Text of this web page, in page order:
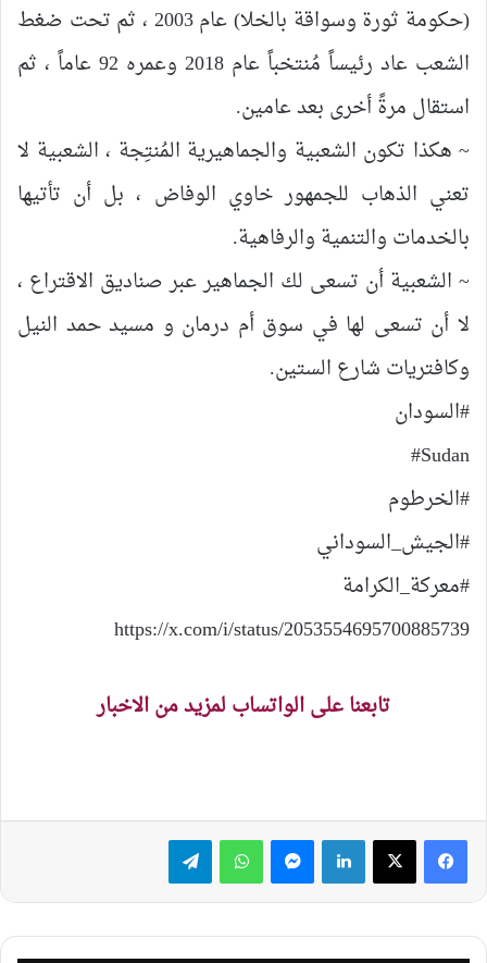
(حكومة ثورة وسواقة بالخلا) عام 2003 ، ثم تحت ضغط
الشعب عاد رئيساً مُنتخباً عام 2018 وعمره 92 عاماً ، ثم
استقال مرةً أخرى بعد عامين.
~ هكذا تكون الشعبية والجماهيرية المُنتِجة ، الشعبية لا
تعني الذهاب للجمهور خاوي الوفاض ، بل أن تأتيها
بالخدمات والتنمية والرفاهية.
~ الشعبية أن تسعى لك الجماهير عبر صناديق الاقتراع ،
لا أن تسعى لها في سوق أم درمان و مسيد حمد النيل
وكافتريات شارع الستين.
‎#Sudan
https://x.com/i/status/2053554695700885739
تابعنا على الواتساب لمزيد من الاخبار
لينكدإن ماسنجر واتساب تيلقرام